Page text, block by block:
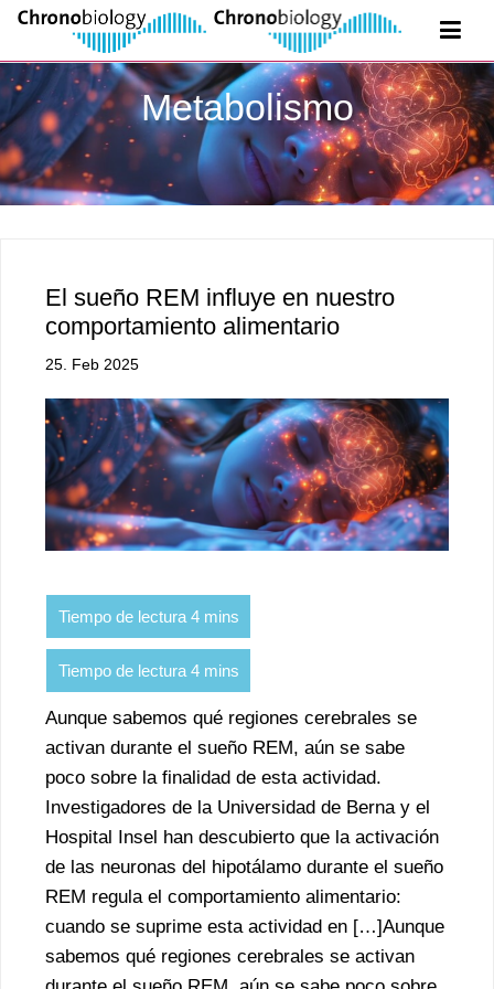
Metabolismo
El sueño REM influye en nuestro
comportamiento alimentario
25. Feb 2025
Aunque sabemos qué regiones cerebrales se
activan durante el sueño REM, aún se sabe
poco sobre la finalidad de esta actividad.
Investigadores de la Universidad de Berna y el
Hospital Insel han descubierto que la activación
de las neuronas del hipotálamo durante el sueño
REM regula el comportamiento alimentario:
cuando se suprime esta actividad en […]Aunque
sabemos qué regiones cerebrales se activan